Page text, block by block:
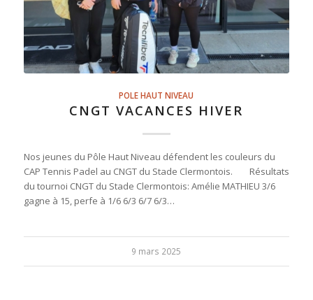
POLE HAUT NIVEAU
CNGT VACANCES HIVER
Nos jeunes du Pôle Haut Niveau défendent les couleurs du
CAP Tennis Padel au CNGT du Stade Clermontois. Résultats
du tournoi CNGT du Stade Clermontois: Amélie MATHIEU 3/6
gagne à 15, perfe à 1/6 6/3 6/7 6/3…
9 mars 2025